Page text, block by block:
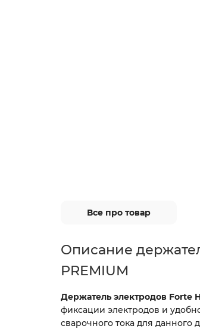
Все про товар
Описание
PREMIUM
Держатель электродов Forte
фиксации электродов и
сварочного тока для данного